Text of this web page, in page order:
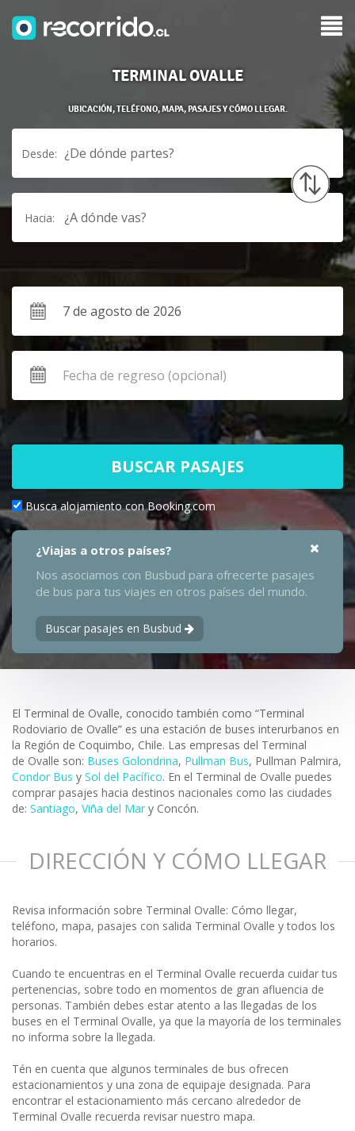
TERMINAL OVALLE
UBICACIÓN, TELÉFONO, MAPA, PASAJES Y CÓMO LLEGAR.
Desde: ¿De dónde partes?
Hacia: ¿A dónde vas?
BUSCAR PASAJES
Busca alojamiento con Booking.com
¿Viajas a otros países?
Nos asociamos con Busbud para ofrecerte pasajes
de bus para tus viajes en otros países del mundo.
Buscar pasajes en Busbud
El Terminal de Ovalle, conocido también como “Terminal
Rodoviario de Ovalle” es una estación de buses interurbanos en
la Región de Coquimbo, Chile. Las empresas del Terminal
de Ovalle son: Buses Golondrina, Pullman Bus, Pullman Palmira,
Condor Bus y Sol del Pacífico. En el Terminal de Ovalle puedes
comprar pasajes hacia destinos nacionales como las ciudades
de: Santiago, Viña del Mar y Concón.
DIRECCIÓN Y CÓMO LLEGAR
Revisa información sobre Terminal Ovalle: Cómo llegar,
teléfono, mapa, pasajes con salida Terminal Ovalle y todos los
horarios.
Cuando te encuentras en el Terminal Ovalle recuerda cuidar tus
pertenencias, sobre todo en momentos de gran afluencia de
personas. También debes estar atento a las llegadas de los
buses en el Terminal Ovalle, ya que la mayoría de los terminales
no informa sobre la llegada.
Tén en cuenta que algunos terminales de bus ofrecen
estacionamientos y una zona de equipaje designada. Para
encontrar el estacionamiento más cercano alrededor de
Terminal Ovalle recuerda revisar nuestro mapa.